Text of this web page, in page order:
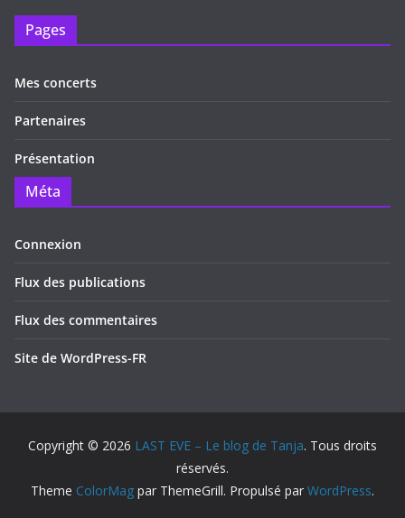
Pages
Mes concerts
Partenaires
Présentation
Méta
Connexion
Flux des publications
Flux des commentaires
Site de WordPress-FR
Copyright © 2026 LAST EVE – Le blog de Tanja. Tous droits
réservés.
Theme ColorMag par ThemeGrill. Propulsé par WordPress.